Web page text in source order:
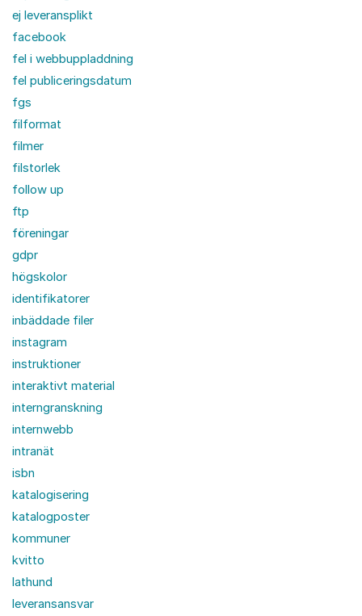
ej leveransplikt
facebook
fel i webbuppladdning
fel publiceringsdatum
fgs
filformat
filmer
filstorlek
follow up
ftp
föreningar
gdpr
högskolor
identifikatorer
inbäddade filer
instagram
instruktioner
interaktivt material
interngranskning
internwebb
intranät
isbn
katalogisering
katalogposter
kommuner
kvitto
lathund
leveransansvar